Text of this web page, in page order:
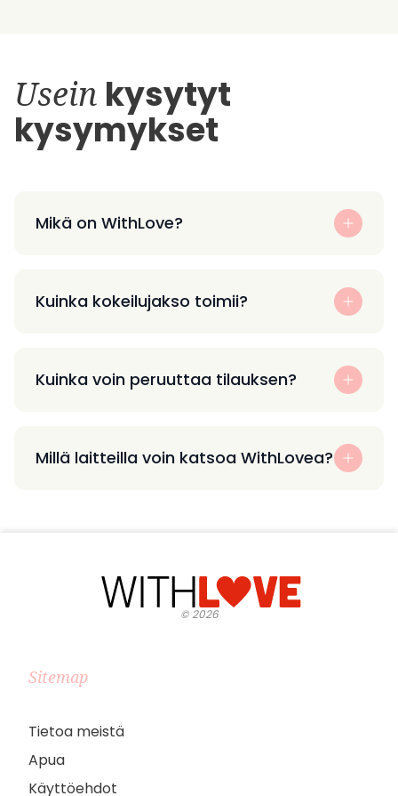
Usein kysytyt
kysymykset
Mikä on WithLove?
Kuinka kokeilujakso toimii?
Kuinka voin peruuttaa tilauksen?
Millä laitteilla voin katsoa WithLovea?
©2026
Sitemap
Tietoa meistä
Apua
Käyttöehdot